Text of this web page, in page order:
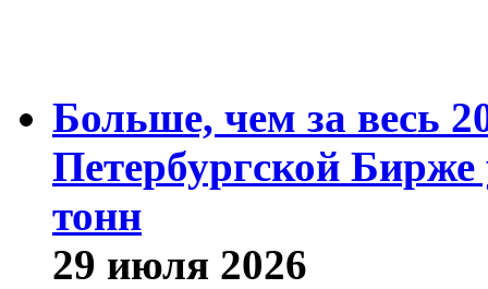
Больше, чем за весь
Петербургской
тонн
29 июля 2026